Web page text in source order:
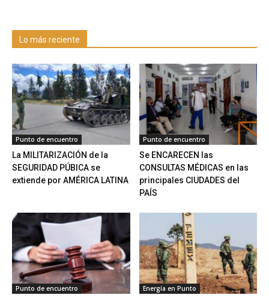
Lo más reciente
Punto de encuentro
La MILITARIZACIÓN de la
SEGURIDAD PÚBICA se
extiende por AMÉRICA LATINA
Punto de encuentro
Se ENCARECEN las
CONSULTAS MÉDICAS en las
principales CIUDADES del
PAÍS
Punto de encuentro Energía en Punto